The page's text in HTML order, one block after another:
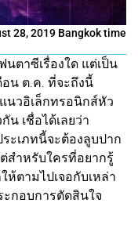
28, 2019 Bangkok time
ตาซีเรื่องใด แต่เป็น
อน ต.ค. ที่จะถึงนี้
นวอิเล็กทรอนิกส์หัว
น เชื่อได้เลยว่า
ะเภทนี้จะต้องลูบปาก
สำหรับใครที่อยากรู้
ห้ตามไปเจอกับเหล่า
กอบการตัดสินใจ